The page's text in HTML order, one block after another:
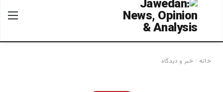
جستجو برای
خانه / خبر و دیدگاه